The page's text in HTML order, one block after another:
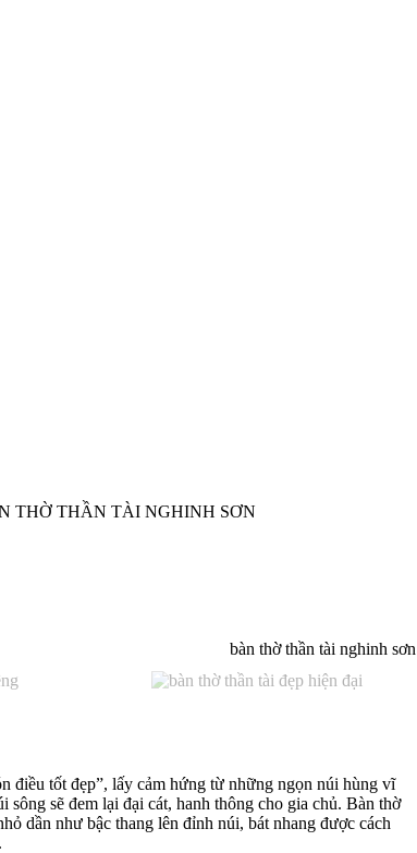
THỜ THẦN TÀI NGHINH SƠN
điều tốt đẹp”, lấy cảm hứng từ những ngọn núi hùng vĩ
sẽ đem lại đại cát, hanh thông cho gia chủ. Bàn thờ
dần như bậc thang lên đỉnh núi, bát nhang được cách